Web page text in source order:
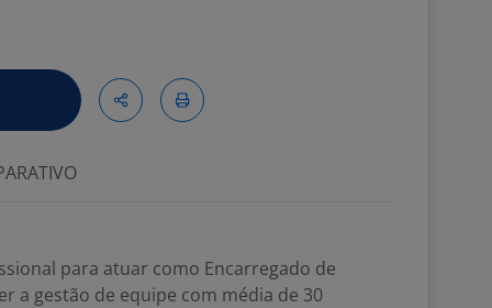
para atuar como Encarregado de
a gestão de equipe com média de 30